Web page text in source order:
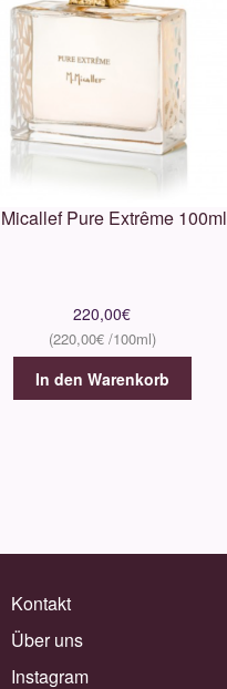
Pure Extrême 100ml
220,00€
220,00€
In den Warenkorb
Kontakt
Über uns
Instagram